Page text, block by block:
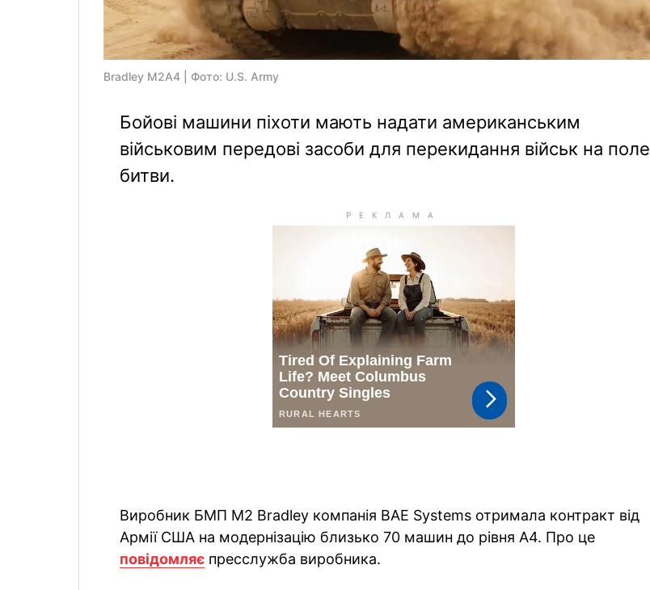
Bradley M2A4 | Фото: U.S. Army
Бойові машини піхоти мають надати американським
військовим передові засоби для перекидання військ на поле
битви.
Виробник БМП M2 Bradley компанія BAE Systems отримала контракт від
Армії США на модернізацію близько 70 машин до рівня А4. Про це
повідомляє пресслужба виробника.